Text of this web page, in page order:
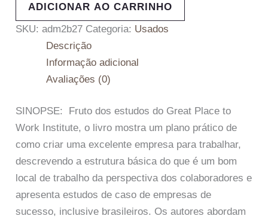
ADICIONAR AO CARRINHO
SKU:adm2b27 Categoria: Usados
Descrição
Informação adicional
Avaliações (0)
SINOPSE: Fruto dos estudos do Great Place to
Work Institute, o livro mostra um plano prático de
como criar uma excelente empresa para trabalhar,
descrevendo a estrutura básica do que é um bom
local de trabalho da perspectiva dos colaboradores e
apresenta estudos de caso de empresas de
sucesso, inclusive brasileiros. Os autores abordam